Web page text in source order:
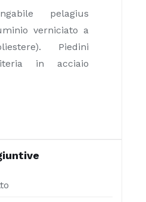
pelagius
verniciato a
Piedini
in acciaio